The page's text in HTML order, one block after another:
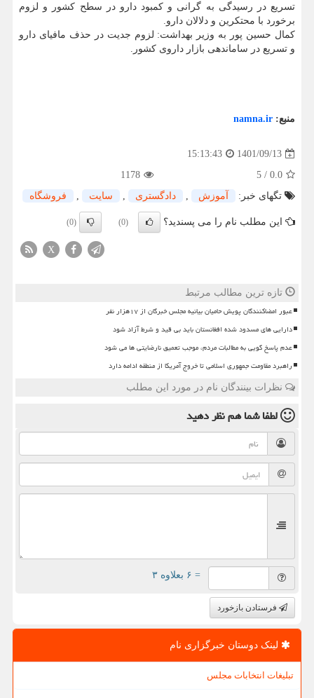
تسریع در رسیدگی به گرانی و کمبود دارو در سطح کشور و لزوم
برخورد با محتکرین و دلالان دارو.
کمال حسین پور به وزیر بهداشت: لزوم جدیت در حذف مافیای دارو
و تسریع در ساماندهی بازار داروی کشور.
منبع: namna.ir
1401/09/13
15:13:43
0.0
/
5
1178
تگهای خبر:
آموزش , دادگستری , سایت , فروشگاه
این مطلب نام را می پسندید؟ (0)
(0)
X
تازه ترین مطالب مرتبط
عبور امضاکنندگان پویش حامیان بیانیه مجلس خبرگان از ۱۷هزار نفر
دارایی های مسدود شده افغانستان باید بی قید و شرط آزاد شود
عدم پاسخ گویی به مطالبات مردم، موجب تعمیق نارضایتی ها می شود
راهبرد مقاومت جمهوری اسلامی تا خروج آمریکا از منطقه ادامه دارد
نظرات بینندگان نام در مورد این مطلب
لطفا شما همنظر دهید
= ۶ بعلاوه ۳
فرستادن بازخورد
لینک دوستان خبرگزاری نام
تبلیغات انتخابات مجلس